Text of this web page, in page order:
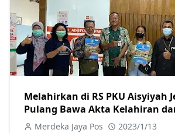
Melahirkan di RS PKU Aisyiyah
Pulang Bawa Akta Kelahiran
Merdeka Jaya Pos 2023/1/13